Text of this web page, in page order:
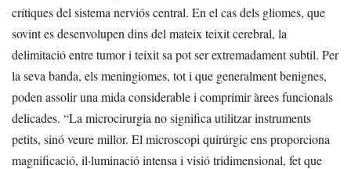
crítiques del sistema nerviós central. En el cas dels gliomes, que
sovint es desenvolupen dins del mateix teixit cerebral, la
delimitació entre tumor i teixit sa pot ser extremadament subtil. Per
la seva banda, els meningiomes, tot i que generalment benignes,
poden assolir una mida considerable i comprimir àrees funcionals
delicades. “La microcirurgia no significa utilitzar instruments
petits, sinó veure millor. El microscopi quirúrgic ens proporciona
magnificació, il·luminació intensa i visió tridimensional, fet que